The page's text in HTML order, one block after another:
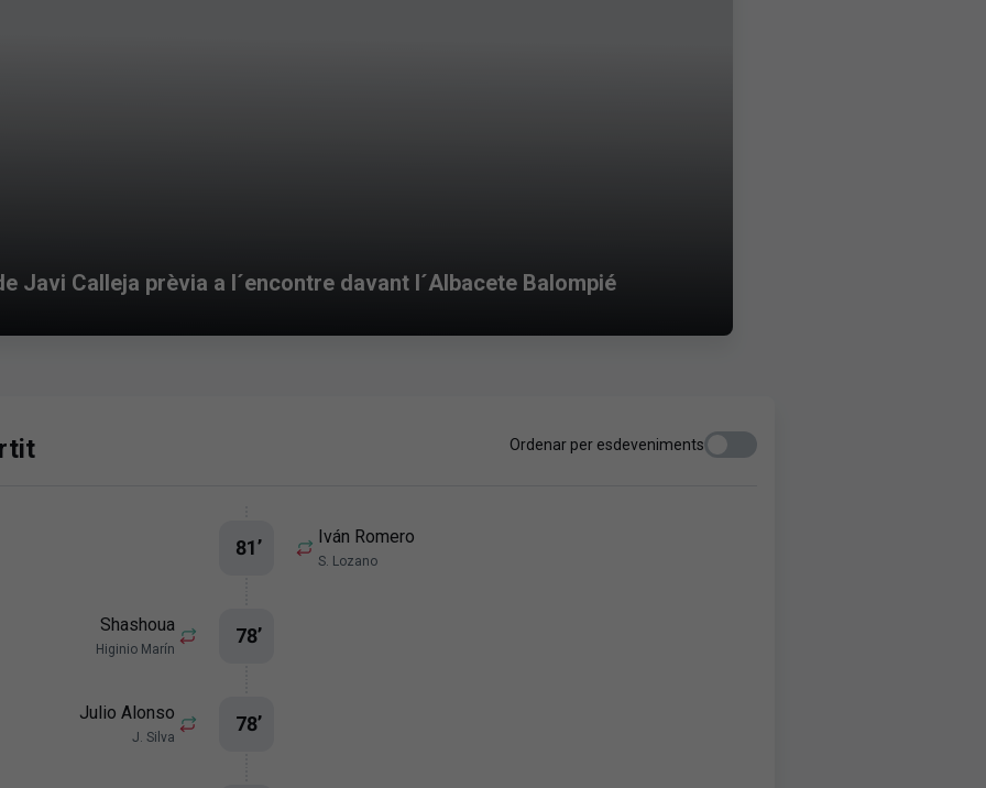
Javi Calleja prèvia a l´encontre davant l´Albacete Balompié
Ordenar per esdeveniments
Iván Romero
S. Lozano
81’
Shashoua
Higinio Marín
78’
Julio Alonso
J. Silva
78’